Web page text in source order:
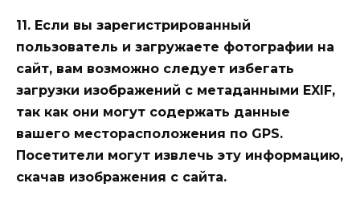
11. Если вы зарегистрированный
пользователь и загружаете фотографии на
сайт, вам возможно следует избегать
загрузки изображений с метаданными EXIF,
так как они могут содержать данные
вашего месторасположения по GPS.
Посетители могут извлечь эту информацию,
скачав изображения с сайта.